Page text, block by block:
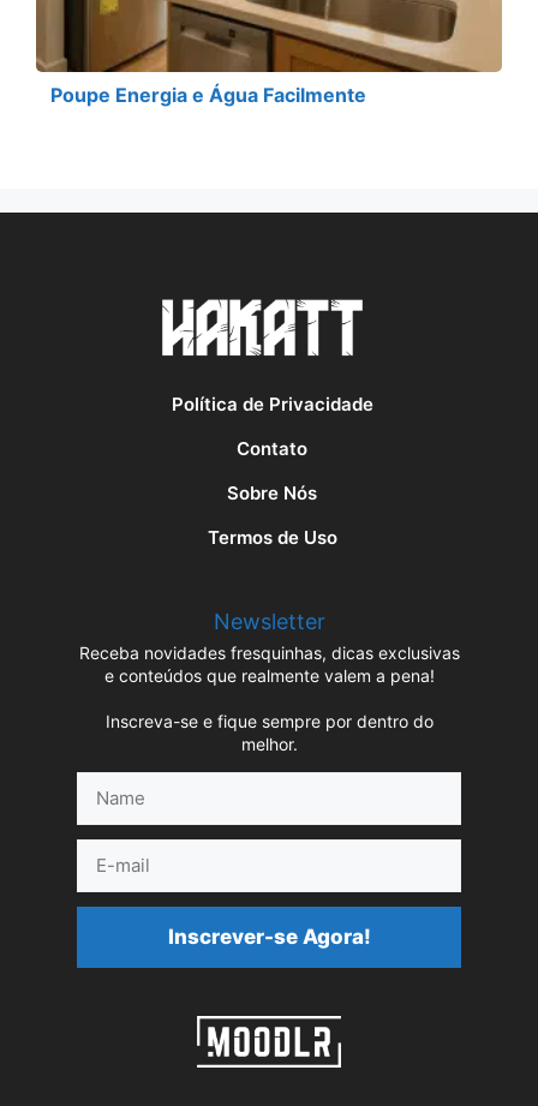
Poupe Energia e Água Facilmente
Política de Privacidade
Contato
Sobre Nós
Termos de Uso
Newsletter
Receba novidades fresquinhas, dicas exclusivas
e conteúdos que realmente valem a pena!
Inscreva-se e fique sempre por dentro do
melhor.
mail
Inscrever-se Agora!